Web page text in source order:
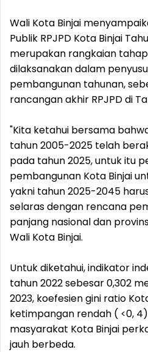
Wali Kota Binjai
Publik RPJPD Kota Binjai
merupakan rangkaian
dilaksanakan dalam
pembangunan tahunan,
rancangan akhir RPJPD di
"Kita ketahui bersama
tahun 2005-2025 telah
pada tahun 2025, untuk itu
pembangunan Kota Binjai
yakni tahun 2025-2045
selaras dengan rencana
panjang nasional dan
Wali Kota Binjai.
Untuk diketahui, indikator
tahun 2022 sebesar 0,302
2023, koefesien gini ratio
ketimpangan rendah ( <0,
masyarakat Kota Binjai
jauh berbeda.